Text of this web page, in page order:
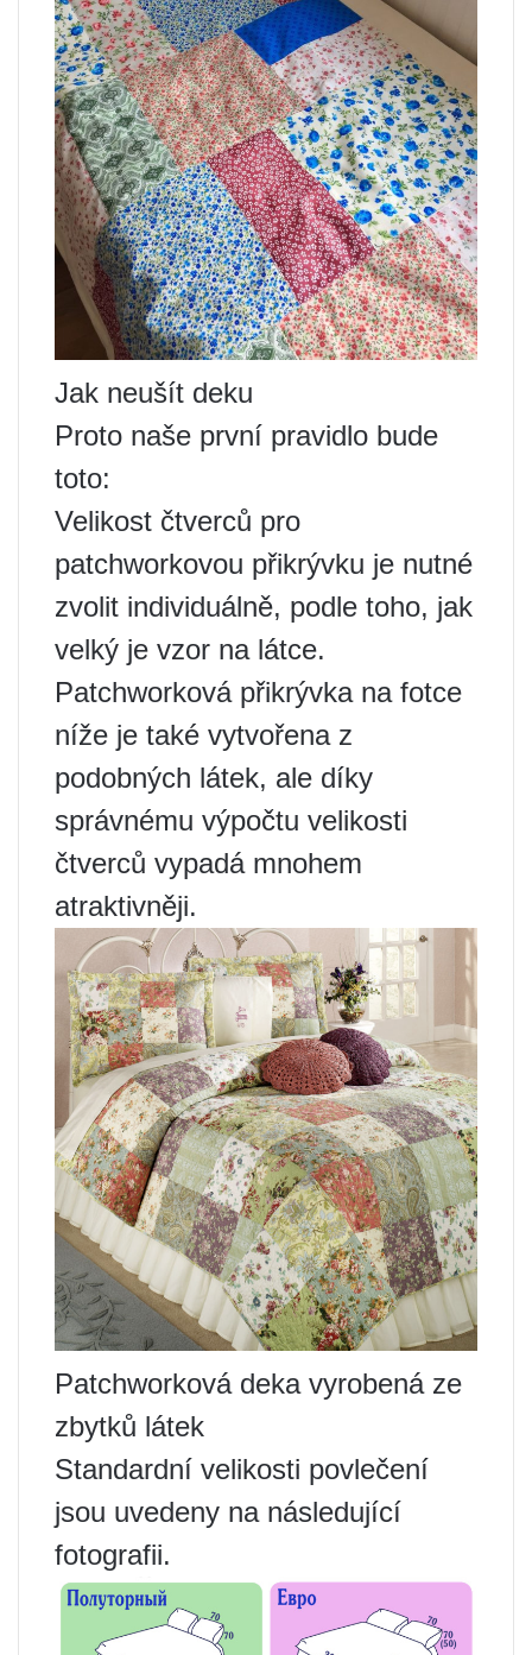
Jak neušít deku
Proto naše první pravidlo bude
toto:
Velikost čtverců pro
patchworkovou přikrývku je nutné
zvolit individuálně, podle toho, jak
velký je vzor na látce.
Patchworková přikrývka na fotce
níže je také vytvořena z
podobných látek, ale díky
správnému výpočtu velikosti
čtverců vypadá mnohem
atraktivněji.
Patchworková deka vyrobená ze
zbytků látek
Standardní velikosti povlečení
jsou uvedeny na následující
fotografii.